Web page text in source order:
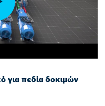
για πεδία δοκιμών